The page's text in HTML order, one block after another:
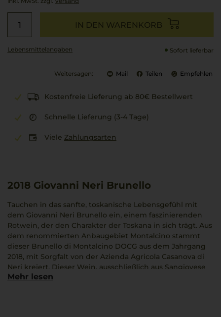
IN DEN WARENKORB
Lebensmittel­angaben Sofort lieferbar
Weitersagen: Mail Teilen Empfehlen
Kostenfreie Lieferung ab 80€ Bestellwert
Schnelle Lieferung (3-4 Tage)
Viele Zahlungsarten
2018 Giovanni Neri Brunello
Tauchen in das sanfte, toskanische Lebensgefühl mit
dem Giovanni Neri Brunello ein, einem faszinierenden
Rotwein, der den Charakter der Toskana in sich trägt. Aus
dem renommierten Anbaugebiet Montalcino stammt
dieser Brunello di Montalcino DOCG aus dem Jahrgang
2018, mit Sorgfalt von der Azienda Agricola Casanova di
Neri kreiert. Dieser Wein, ausschließlich aus Sangiovese
hergestellt, entfaltet intensive Aromen von dunklen
Mehr lesen